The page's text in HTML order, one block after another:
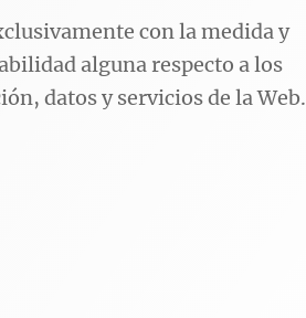
con la medida y
alguna respecto a los
datos y servicios de la Web.